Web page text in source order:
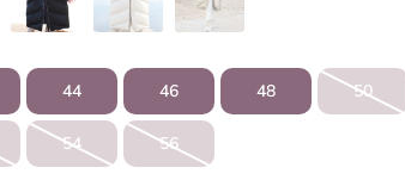
44 46 48 50
54 56